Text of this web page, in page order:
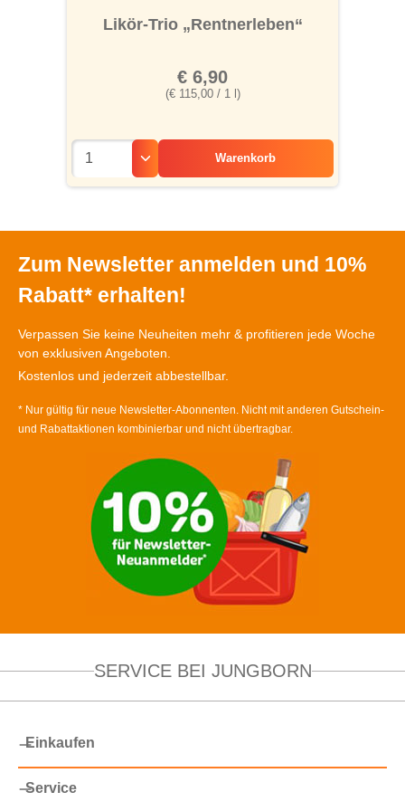
Likör-Trio „Rentnerleben“
(€ 115,00 / 1 l)
€ 6,90
Warenkorb
Zum Newsletter anmelden und 10%
Rabatt* erhalten!
Verpassen Sie keine Neuheiten mehr & profitieren jede Woche
von exklusiven Angeboten.
Kostenlos und jederzeit abbestellbar.
* Nur gültig für neue Newsletter-Abonnenten. Nicht mit anderen Gutschein-
und Rabattaktionen kombinierbar und nicht übertragbar.
SERVICE BEI JUNGBORN
Einkaufen
Service